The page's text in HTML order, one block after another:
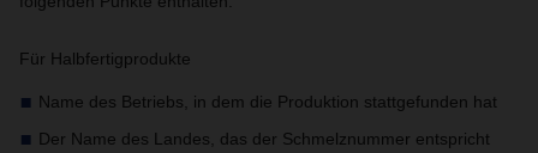
Für Halbfertigprodukte
Name des Betriebs, in dem die Produktion stattgefunden hat
Der Name des Landes, das der Schmelznummer entspricht